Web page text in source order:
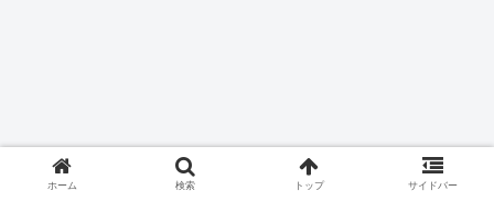
ホーム 検索 トップ サイドバー